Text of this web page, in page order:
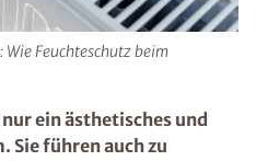
Wie Feuchteschutz beim
ein ästhetisches und
Sie führen auch zu